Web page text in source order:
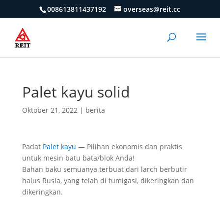
008613811437192 overseas@reit.cc
Palet kayu solid
Oktober 21, 2022| berita
Padat Palet kayu — Pilihan ekonomis dan praktis
untuk mesin batu bata/blok Anda!
Bahan baku semuanya terbuat dari larch berbutir
halus Rusia, yang telah di fumigasi, dikeringkan dan
dikeringkan.